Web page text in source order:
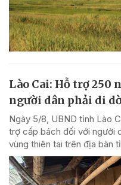
Lào Cai: Hỗ trợ 250
người dân phải di
Ngày 5/8, UBND tỉnh Lào
trợ cấp bách đối với người
vùng thiên tai trên địa bàn